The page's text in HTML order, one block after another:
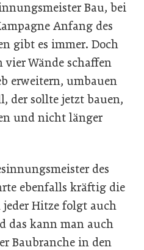
Bau, bei
Anfang des
gibt es immer. Doch
vier Wände schaffen
erweitern, umbauen
der sollte jetzt bauen,
und nicht länger
des
ebenfalls kräftig die
jeder Hitze folgt auch
das kann man auch
Baubranche in den